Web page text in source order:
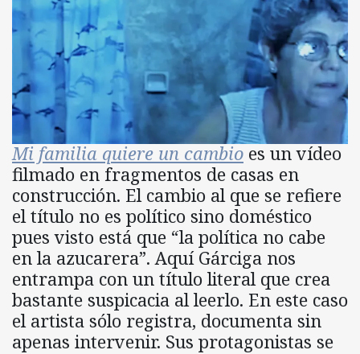
Mi familia quiere un cambio es un vídeo
filmado en fragmentos de casas en
construcción. El cambio al que se refiere
el título no es político sino doméstico
pues visto está que “la política no cabe
en la azucarera”. Aquí Gárciga nos
entrampa con un título literal que crea
bastante suspicacia al leerlo. En este caso
el artista sólo registra, documenta sin
apenas intervenir. Sus protagonistas se